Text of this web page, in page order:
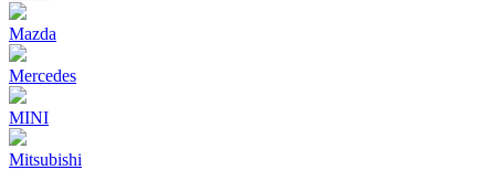
Mazda
Mercedes
MINI
Mitsubishi